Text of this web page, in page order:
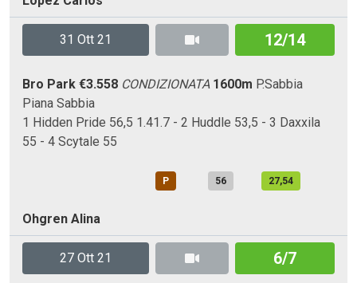
31 Ott 21 12/14
Bro Park €3.558 CONDIZIONATA 1600m P.Sabbia
Piana Sabbia
1 Hidden Pride 56,5 1.41.7 - 2 Huddle 53,5 - 3 Daxxila
55 - 4 Scytale 55
P 56 27,54
Ohgren Alina
27 Ott 21 6/7